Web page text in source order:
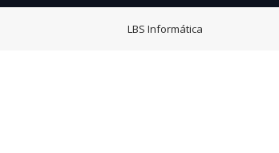
LBS Informática